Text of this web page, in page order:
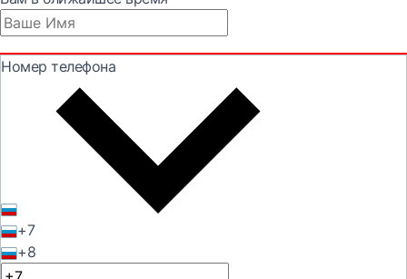
Номер телефона
+7
+8